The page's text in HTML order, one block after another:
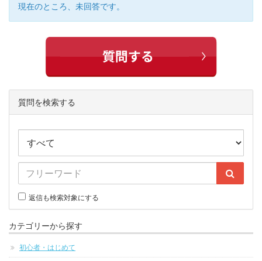
現在のところ、未回答です。
質問を検索する
返信も検索対象にする
カテゴリーから探す
初心者・はじめて